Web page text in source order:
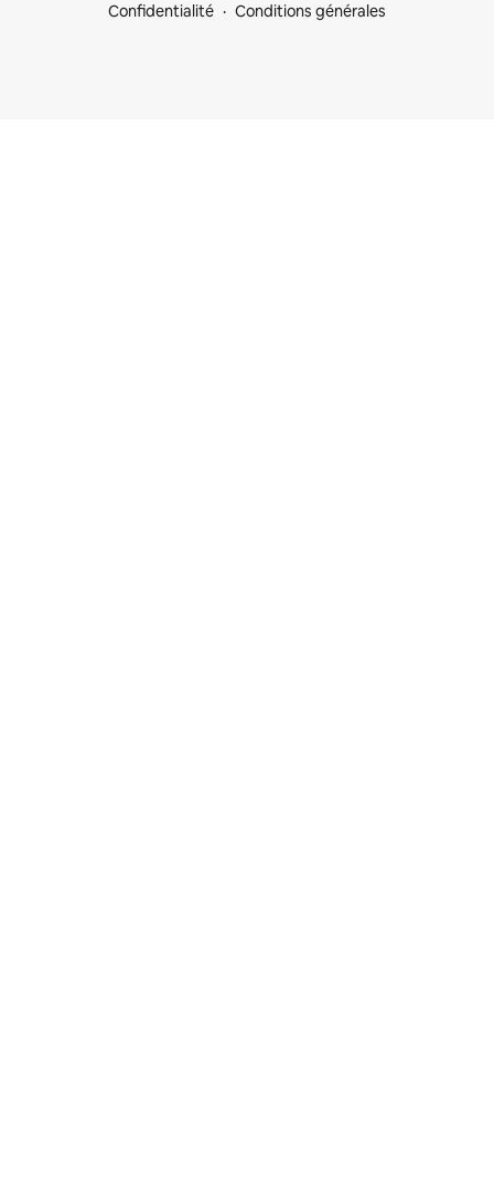
Confidentialité
Conditions générales